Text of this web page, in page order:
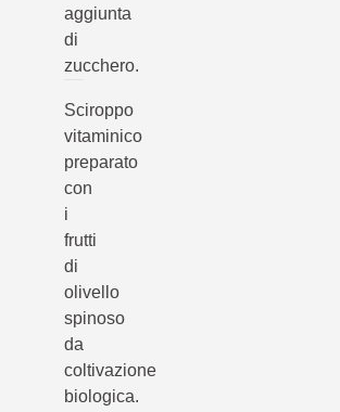
aggiunta
di
zucchero.
Sciroppo
vitaminico
preparato
con
i
frutti
di
olivello
spinoso
da
coltivazione
biologica.